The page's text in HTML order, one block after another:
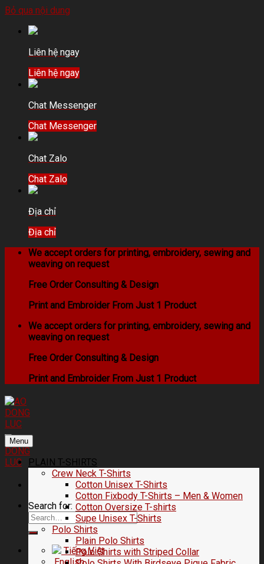
Bỏ qua nội dung
Liên hệ ngay
Liên hệ ngay
Chat Messenger
Chat Messenger
Chat Zalo
Chat Zalo
Địa chỉ
Địa chỉ
We accept orders for printing, embroidery, sewing and
weaving on request
Free Order Consulting & Design
Print and Embroider From Just 1 Product
We accept orders for printing, embroidery, sewing and
weaving on request
Free Order Consulting & Design
Print and Embroider From Just 1 Product
Search for:
Tiếng Việt
Menu
PLAIN T-SHIRTS
Crew Neck T-Shirts
Cotton Unisex T-Shirts
Cotton Fixbody T-Shirts – Men & Women
Cotton Oversize T-shirts
Supe Unisex T-Shirts
Polo Shirts
Plain Polo Shirts
Polo Shirts with Striped Collar